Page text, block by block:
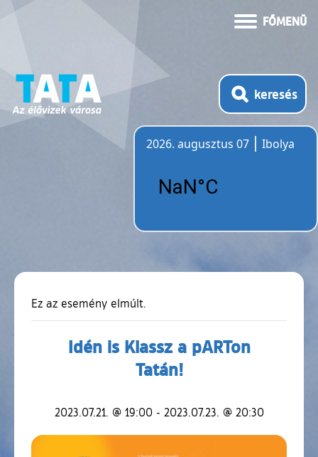
FŐMENÜ
keresés
2026. augusztus 07
Ibolya
Ez az esemény elmúlt.
Idén is Klassz a pARTon
Tatán!
2023.07.21. @ 19:00- 2023.07.23. @ 20:30